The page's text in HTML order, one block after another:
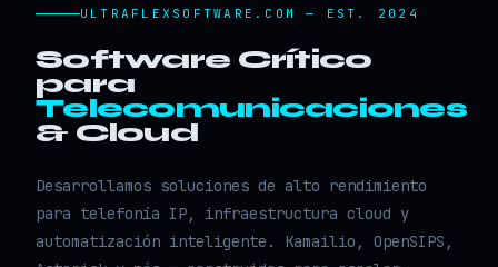
ULTRAFLEXSOFTWARE.COM — EST. 2024
Software Crítico
para
Telecomunicaciones
& Cloud
Desarrollamos soluciones de alto rendimiento
para telefonía IP, infraestructura cloud y
automatización inteligente. Kamailio, OpenSIPS,